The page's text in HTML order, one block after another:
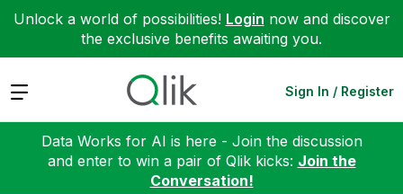
Unlock a world of possibilities! Login now and discover
the exclusive benefits awaiting you.
Expand Sign In / Register
Data Works for AI is here - Join the discussion
and enter to win a pair of Qlik kicks: Join the
Conversation!